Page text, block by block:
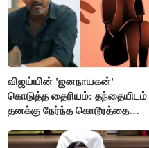
விஜய்யின் 'ஜனநாயகன்'
கொடுத்த தைரியம்: தந்தையிடம்
தனக்கு நேர்ந்த கொடூரத்தை